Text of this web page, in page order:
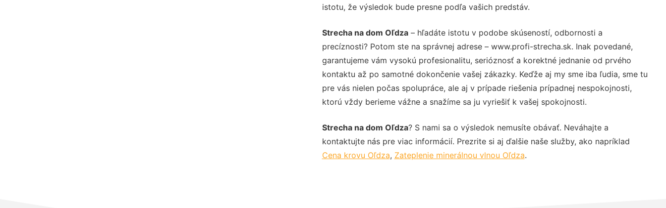
istotu, že výsledok bude presne podľa vašich predstáv.
Strecha na dom Oľdza– hľadáte istotu v podobe skúseností, odbornosti a
precíznosti? Potom ste na správnej adrese – www.profi-strecha.sk. Inak povedané,
garantujeme vám vysokú profesionalitu, serióznosť a korektné jednanie od prvého
kontaktu až po samotné dokončenie vašej zákazky. Keďže aj my sme iba ľudia, sme tu
pre vás nielen počas spolupráce, ale aj v prípade riešenia prípadnej nespokojnosti,
ktorú vždy berieme vážne a snažíme sa ju vyriešiť k vašej spokojnosti.
Strecha na dom Oľdza? S nami sa o výsledok nemusíte obávať. Neváhajte a
kontaktujte nás pre viac informácií. Prezrite si aj ďalšie naše služby, ako napríklad
Cena krovu Oľdza, Zateplenie minerálnou vlnou Oľdza.